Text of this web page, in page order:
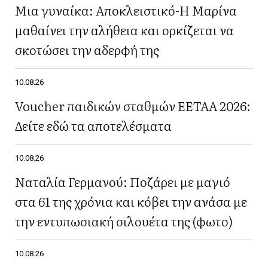
Μια γυναίκα: Αποκλειστικό-Η Μαρίνα
μαθαίνει την αλήθεια και ορκίζεται να
σκοτώσει την αδερφή της
10.08.26
Voucher παιδικών σταθμών ΕΕΤΑΑ 2026:
Δείτε εδώ τα αποτελέσματα
10.08.26
Ναταλία Γερμανού: Ποζάρει με μαγιό
στα 61 της χρόνια και κόβει την ανάσα με
την εντυπωσιακή σιλουέτα της (φωτο)
10.08.26